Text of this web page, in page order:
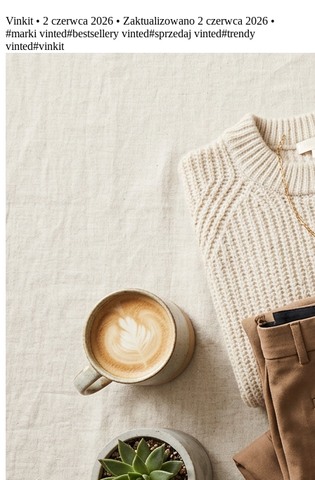
Vinkit • 2 czerwca 2026 • Zaktualizowano 2 czerwca 2026 •
#marki vinted#bestsellery vinted#sprzedaj vinted#trendy
vinted#vinkit